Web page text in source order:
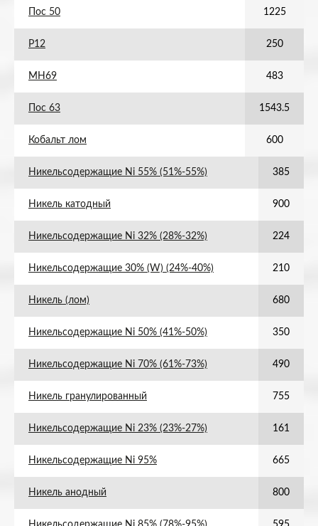
Пос 50 1225
Р12 250
МН69 483
Пос 63 1543.5
Кобальт лом 600
Никельсодержащие Ni 55% (51%-55%) 385
Никель катодный 900
Никельсодержащие Ni 32% (28%-32%) 224
Никельсодержащие 30% (W) (24%-40%) 210
Никель (лом) 680
Никельсодержащие Ni 50% (41%-50%) 350
Никельсодержащие Ni 70% (61%-73%) 490
Никель гранулированный 755
Никельсодержащие Ni 23% (23%-27%) 161
Никельсодержащие Ni 95% 665
Никель анодный 800